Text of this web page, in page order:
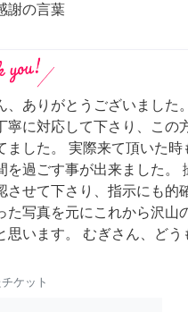
謝の言葉
、ありがとうございました
寧に対応して下さり、この
ました。 実際来て頂いた
を過ごす事が出来ました。
させて下さり、指示にも的
た写真を元にこれから沢山
思います。 むぎさん、ど
ケット